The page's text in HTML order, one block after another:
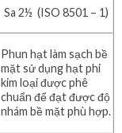
Sa 2½ (ISO 8501 – 1)
Phun hạt làm sạch bề
mặt sử dụng hạt phi
kim loại được phê
chuẩn để đạt được độ
nhám bề mặt phù hợp.